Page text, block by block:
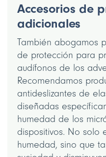
Accesorios de
adicionales
También abogamos
de protección para
audífonos de los
Recomendamos
antideslizantes de
diseñadas
humedad de los
dispositivos. No solo
humedad, sino que